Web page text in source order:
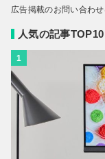
広告掲載のお問い合わせ
人気の記事TOP10
1